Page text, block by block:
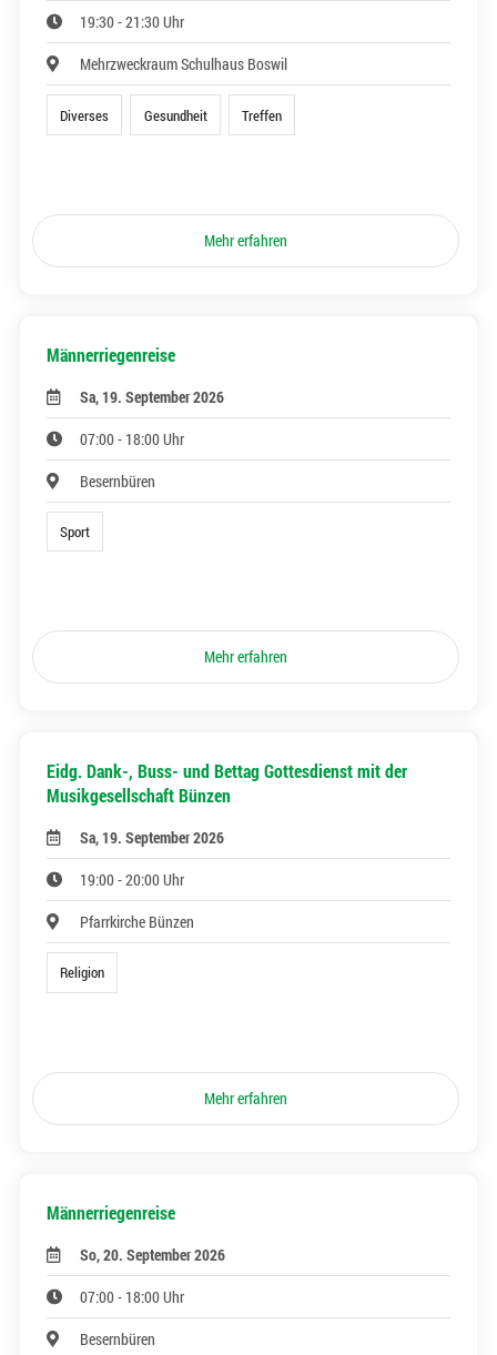
19:30 - 21:30 Uhr
Mehrzweckraum Schulhaus Boswil
Diverses Gesundheit Treffen
Mehr erfahren
Männerriegenreise
Sa, 19. September 2026
07:00 - 18:00 Uhr
Besernbüren
Sport
Mehr erfahren
Eidg. Dank-, Buss- und Bettag Gottesdienst mit der
Musikgesellschaft Bünzen
Sa, 19. September 2026
19:00 - 20:00 Uhr
Pfarrkirche Bünzen
Religion
Mehr erfahren
Männerriegenreise
So, 20. September 2026
07:00 - 18:00 Uhr
Besernbüren